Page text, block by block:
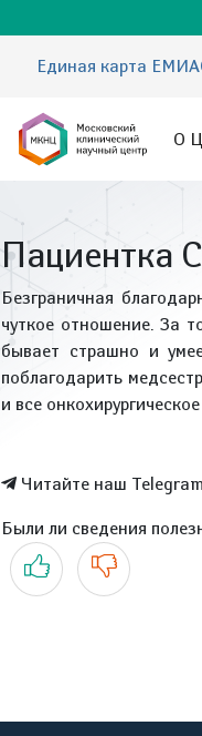
Единая карта
О
Пациентка
Безграничная
чуткое отношение. За
бывает страшно и
поблагодарить
и все
Читайте наш
Были ли сведения
Да Нет